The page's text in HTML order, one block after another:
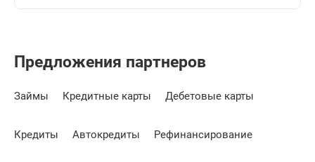
Предложения партнеров
Займы Кредитные карты Дебетовые карты
Кредиты Автокредиты Рефинансирование